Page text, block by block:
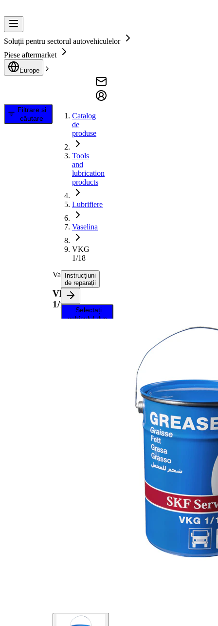
Soluții pentru sectorul autovehiculelor
Piese aftermarket
Europe
Filtrare și
căutare
Catalog
de
produse
Tools
and
lubrication
products
Lubrifiere
Vaselina
VKG
1/18
Vaselina
VKG
1/18
Instrucțiuni
de reparații
Selectați
vehiculul dvs.